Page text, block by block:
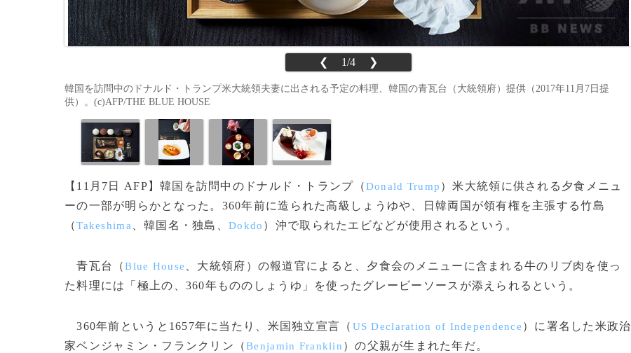
❮ 1/4 ❯
韓国を訪問中のドナルド・トランプ米大統領夫妻に出される予定の料理、韓国の青瓦台（大統領府）提供（2017年11月7日提
供）。(c)AFP/THE BLUE HOUSE
【11月7日 AFP】韓国を訪問中のドナルド・トランプ（Donald Trump ）米大統領に供される夕食メニュ
ーの一部が明らかとなった。360年前に造られた高級しょうゆや、日韓両国が領有権を主張する竹島
（Takeshima 、韓国名・独島、Dokdo ）沖で取られたエビなどが使用されるという。
青瓦台（Blue House
、大統領府）の報道官によると、夕食会のメニューに含まれる牛のリブ肉を使っ
た料理には「極上の、360年もののしょうゆ」を使ったグレービーソースが添えられるという。
360年前というと1657年に当たり、米国独立宣言（ US Declaration of Independence ）に署名した米政治
家ベンジャミン・フランクリン（Benjamin Franklin ）の父親が生まれた年だ。